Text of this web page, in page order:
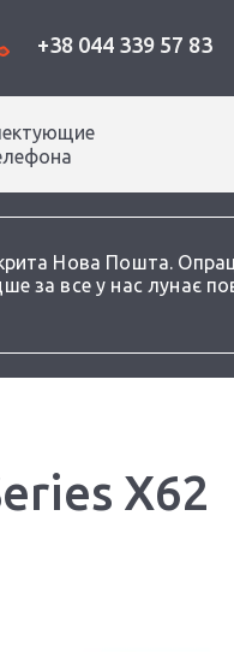
Нова Пошта.
за все у нас лунає
+38 044 339 57 83
а
X62